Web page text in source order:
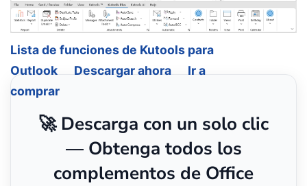
Lista de funciones de Kutools para
Outlook
Descargar ahora
Ir a
comprar
🚀 Descarga con un solo clic
— Obtenga todos los
complementos de Office